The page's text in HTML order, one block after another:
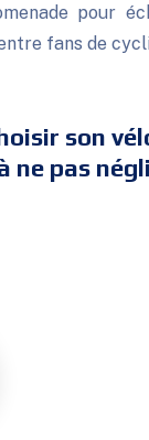
pour
fans de
son
ne pas